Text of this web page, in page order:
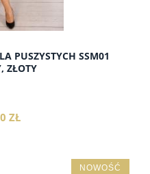
PUSZYSTYCH SSM01
ZŁOTY
ZŁ
NOWOŚĆ